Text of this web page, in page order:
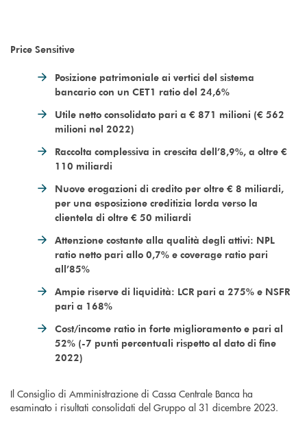
Price Sensitive
Posizione patrimoniale ai vertici del sistema
bancario con un CET1 ratio del 24,6%
Utile netto consolidato pari a € 871 milioni (€ 562
milioni nel 2022)
Raccolta complessiva in crescita dell’8,9%, a oltre €
110 miliardi
Nuove erogazioni di credito per oltre € 8 miliardi,
per una esposizione creditizia lorda verso la
clientela di oltre € 50 miliardi
Attenzione costante alla qualità degli attivi: NPL
ratio netto pari allo 0,7% e coverage ratio pari
all’85%
Ampie riserve di liquidità: LCR pari a 275% e NSFR
pari a 168%
Cost/income ratio in forte miglioramento e pari al
52% (-7 punti percentuali rispetto al dato di fine
2022)
Il Consiglio di Amministrazione di Cassa Centrale Banca ha
esaminato i risultati consolidati del Gruppo al 31 dicembre 2023.